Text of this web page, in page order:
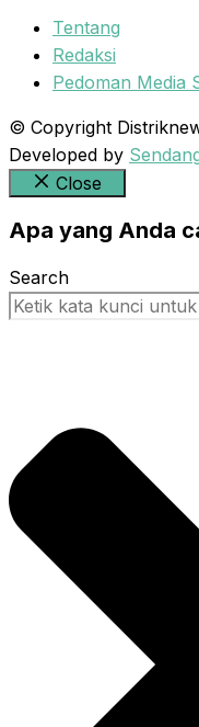
Tentang
Redaksi
Pedoman Media
© Copyright
Developed by
Close
Apa yang Anda
Search